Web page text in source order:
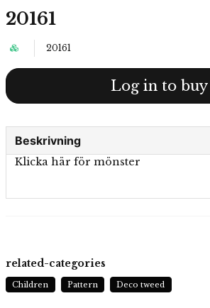
20161
20161
Log in to buy
Beskrivning
Klicka här för mönster
related-categories
Children Pattern Deco tweed